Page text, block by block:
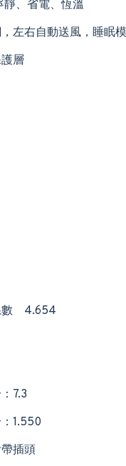
靜、省電、恆溫
左右自動送風，睡眠
層
4.654
7.3
1.550
插頭